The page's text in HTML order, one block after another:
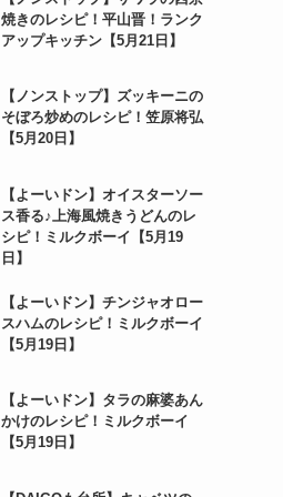
焼きのレシピ！平山晋！ランク
アップキッチン【5月21日】
【ノンストップ】ズッキーニの
そぼろ炒めのレシピ！笠原将弘
【5月20日】
【よーいドン】オイスターソー
ス香る♪上海風焼きうどんのレ
シピ！ミルクボーイ【5月19
日】
【よーいドン】チンジャオロー
スハムのレシピ！ミルクボーイ
【5月19日】
【よーいドン】タラの麻婆あん
かけのレシピ！ミルクボーイ
【5月19日】